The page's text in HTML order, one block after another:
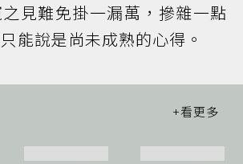
見難免掛一漏萬，摻雜一點
能說是尚未成熟的心得。